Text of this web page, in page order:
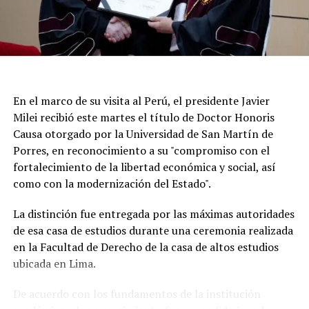
Según la reconstrucción realizada por los
Maldonado y luego se había ido hacia Punta del Este.
Un chofer de ómnibus aportó información clave al
recordar que la había trasladado y permitió a los
En el marco de su visita al Perú, el presidente Javier
Milei recibió este martes el título de Doctor Honoris
Causa otorgado por la Universidad de San Martín de
Porres, en reconocimiento a su "compromiso con el
fortalecimiento de la libertad económica y social, así
como con la modernización del Estado".
La distinción fue entregada por las máximas autoridades
de esa casa de estudios durante una ceremonia realizada
en la Facultad de Derecho de la casa de altos estudios
ubicada en Lima.